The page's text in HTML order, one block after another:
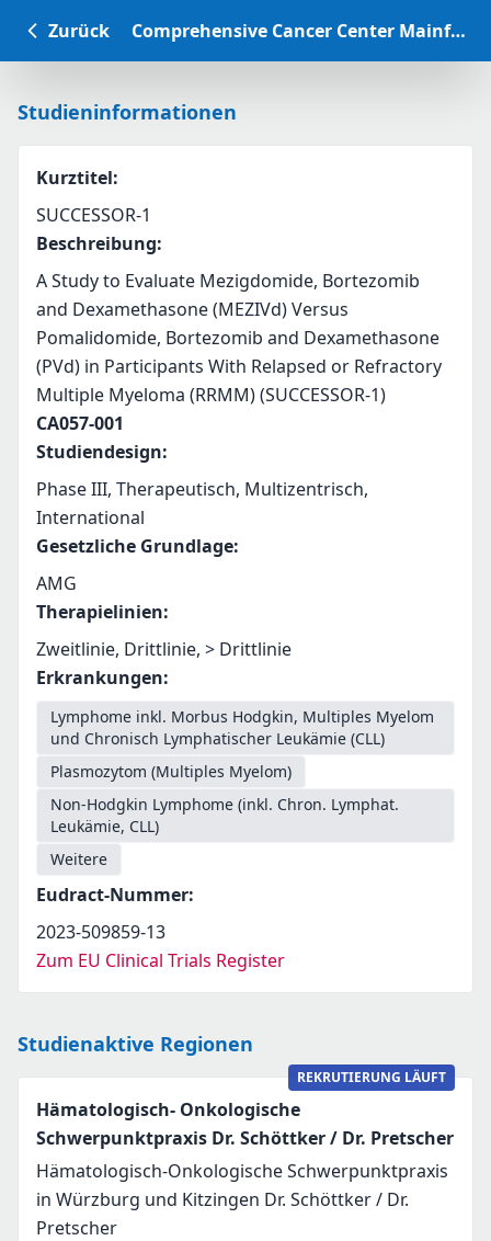
Zurück Comprehensive Cancer Center Mainfranken Studiendatenbank
Studieninformationen
Kurztitel:
SUCCESSOR-1
Beschreibung:
A Study to Evaluate Mezigdomide, Bortezomib
and Dexamethasone (MEZIVd) Versus
Pomalidomide, Bortezomib and Dexamethasone
(PVd) in Participants With Relapsed or Refractory
Multiple Myeloma (RRMM) (SUCCESSOR-1)
CA057-001
Studiendesign:
Phase III, Therapeutisch, Multizentrisch,
International
Gesetzliche Grundlage:
AMG
Therapielinien:
Zweitlinie, Drittlinie, > Drittlinie
Erkrankungen:
Lymphome inkl. Morbus Hodgkin, Multiples Myelom
und Chronisch Lymphatischer Leukämie (CLL)
Plasmozytom (Multiples Myelom)
Non-Hodgkin Lymphome (inkl. Chron. Lymphat.
Leukämie, CLL)
Weitere
Eudract-Nummer:
2023-509859-13
Zum EU Clinical Trials Register
Studienaktive Regionen
REKRUTIERUNG LÄUFT
Hämatologisch- Onkologische
Schwerpunktpraxis Dr. Schöttker / Dr. Pretscher
Hämatologisch-Onkologische Schwerpunktpraxis
in Würzburg und Kitzingen Dr. Schöttker / Dr.
Pretscher